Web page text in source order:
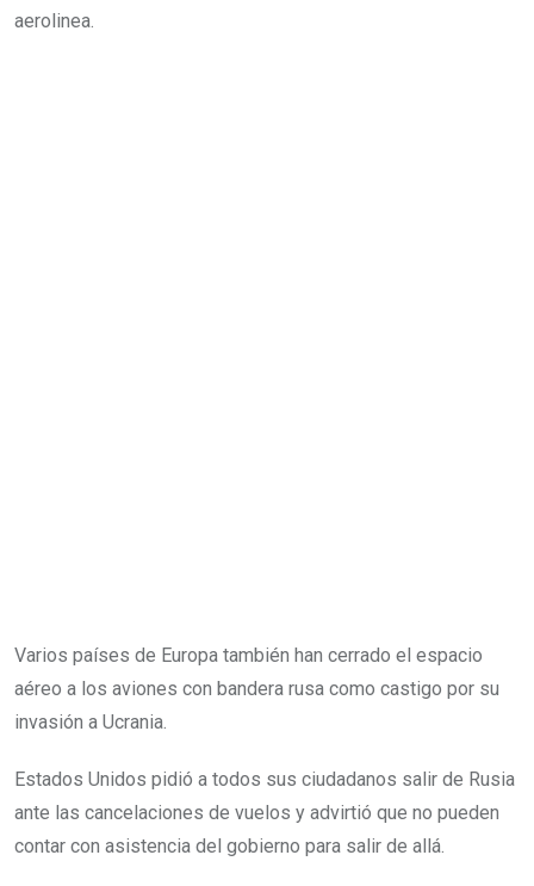
aerolinea.
Varios países de Europa también han cerrado el espacio
aéreo a los aviones con bandera rusa como castigo por su
invasión a Ucrania.
Estados Unidos pidió a todos sus ciudadanos salir de Rusia
ante las cancelaciones de vuelos y advirtió que no pueden
contar con asistencia del gobierno para salir de allá.